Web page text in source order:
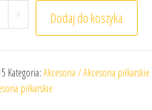
Nike Park HV8429-315
+ Dodaj do koszyka
Kategoria: Akcesoria / Akcesoria piłkarskie
piłkarskie